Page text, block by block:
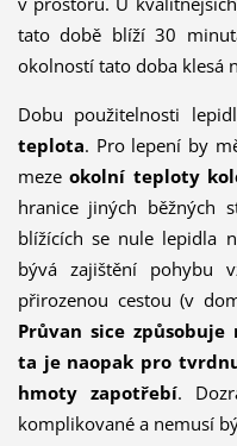
tato době blíží 30
okolností tato doba klesá
Dobu použitelnosti
teplota. Pro lepení by
mezeokolní teploty
hranice jiných běžných
blížících se nule lepidla
bývá zajištění pohybu
přirozenou cestou (v
Průvan sice
ta je naopak pro
hmoty zapotřebí.
komplikované a nemusí